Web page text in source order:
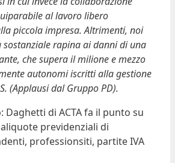
al lavoro libero
piccola impresa. Altrimenti, noi
rapina ai danni di una
che supera il milione e mezzo
autonomi iscritti alla gestione
(Applausi dal Gruppo PD).
Daghetti di ACTA fa il punto su
previdenziali di
professionsiti, partite IVA